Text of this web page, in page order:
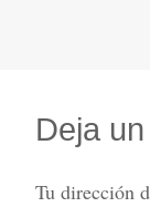
Deja
Tu dirección